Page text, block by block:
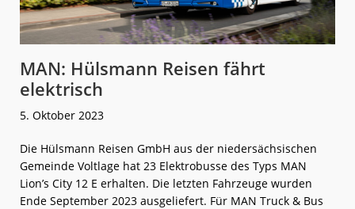
MAN: Hülsmann Reisen fährt
elektrisch
5. Oktober 2023
Die Hülsmann Reisen GmbH aus der niedersächsischen
Gemeinde Voltlage hat 23 Elektrobusse des Typs MAN
Lion’s City 12 E erhalten. Die letzten Fahrzeuge wurden
Ende September 2023 ausgeliefert. Für MAN Truck & Bus